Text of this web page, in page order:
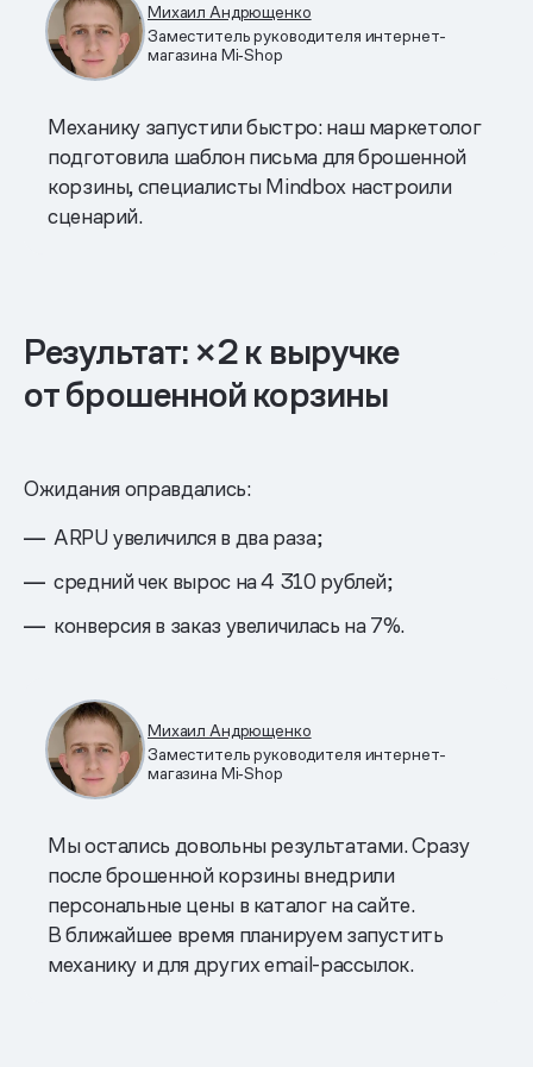
Михаил Андрющенко
Заместитель руководителя интернет-
магазина Mi‑Shop
Механику запустили быстро: наш маркетолог
подготовила шаблон письма для брошенной
корзины, специалисты Mindbox настроили
сценарий.
Результат: ×2 к выручке
от брошенной корзины
Ожидания оправдались:
ARPU увеличился в два раза;
средний чек вырос на 4 310 рублей;
конверсия в заказ увеличилась на 7%.
Михаил Андрющенко
Заместитель руководителя интернет-
магазина Mi‑Shop
Мы остались довольны результатами. Сразу
после брошенной корзины внедрили
персональные цены в каталог на сайте.
В ближайшее время планируем запустить
механику и для других email-рассылок.